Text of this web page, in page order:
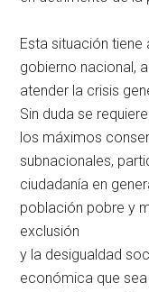
Esta situación
gobierno nacional,
atender la crisis
Sin duda se
los máximos
subnacionales,
ciudadanía en
población pobre y
exclusión
y la desigualdad
económica que